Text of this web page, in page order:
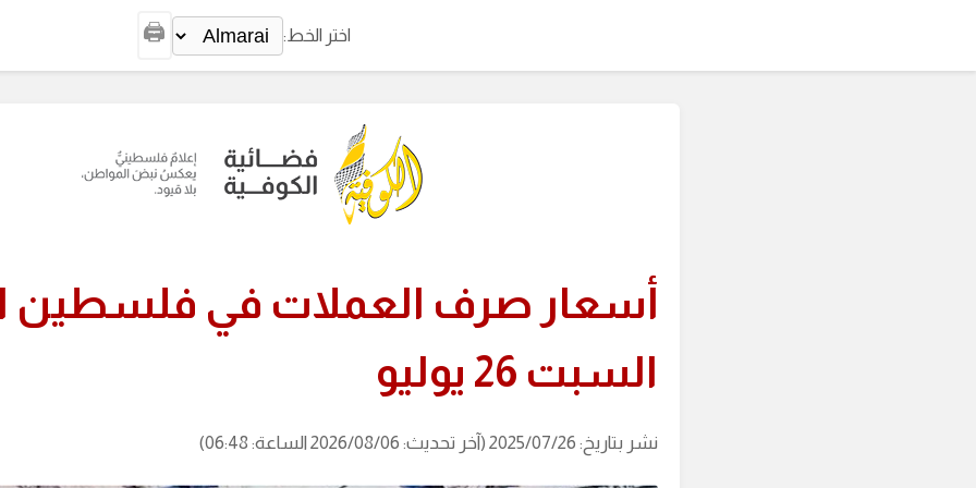
اختر الخط: 🖨️
أسعار صرف العملات في فلسطين
السبت 26 يوليو
نشر بتاريخ: 2025/07/26 (آخر تحديث: 2026/08/06 الساعة: 06:48)